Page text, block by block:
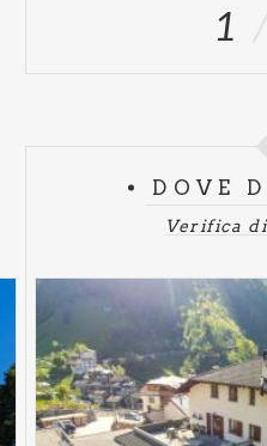
1
DOVE
Verifica